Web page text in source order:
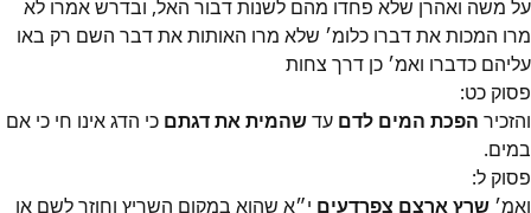
על משה ואהרן שלא פחדו מהם לשנות דבור האל, ובדרש אמרו לא
מרו המכות את דברו כלומ׳ שלא מרו האותות את דבר השם רק באו
עליהם כדברו ואמ׳ כן דרך צחות
פסוק כט:
והזכיר הפכת המים לדם עדשהמית את דגתם כי הדג אינו חי כי אם
במים.
פסוק ל:
ואמ׳ שרץ ארצם צפרדעים י״א שהוא במקום השריץ וחוזר לשם או